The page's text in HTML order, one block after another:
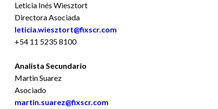
Leticia Inés Wiesztort
Directora Asociada
leticia.wiesztort@fixscr.com
+54 11 5235 8100
Analista Secundario
Martin Suarez
Asociado
martin.suarez@fixscr.com